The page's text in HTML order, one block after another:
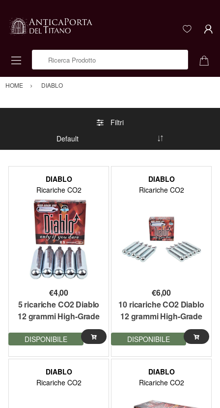
HOME DIABLO
Filtri
DIABLO
Ricariche CO2
€4,00
5 ricariche CO2 Diablo
12 grammi High-Grade
Bombolette Set da 5
softair
DISPONIBILE
DIABLO
Ricariche CO2
€6,00
10 ricariche CO2 Diablo
12 grammi High-Grade
Bombolette Set da 10
softair
DISPONIBILE
DIABLO
Ricariche CO2
DIABLO
Ricariche CO2